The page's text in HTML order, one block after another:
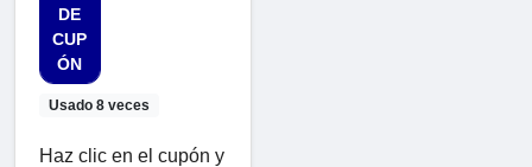
DE
CUP
ÓN
Usado 8 veces
Haz clic en el cupón y